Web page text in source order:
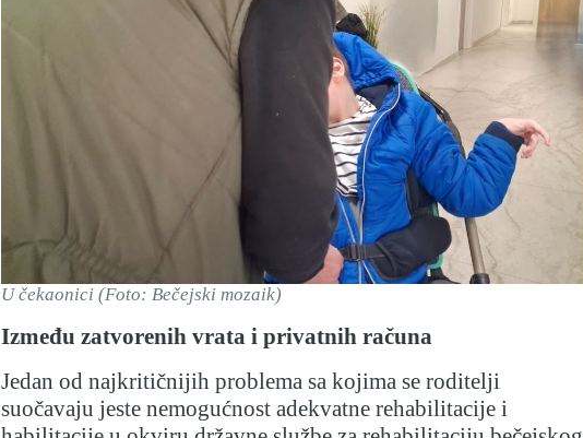
U čekaonici (Foto: Bečejski mozaik)
Između zatvorenih vrata i privatnih računa
Jedan od najkritičnijih problema sa kojima se roditelji
suočavaju jeste nemogućnost adekvatne rehabilitacije i